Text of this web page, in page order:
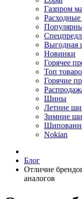
Газпром
Выгодная
Новинки
Горячее
Топ
Горячие
Шины
Летние
Зимние
Nokian
Блог
Отличие
аналогов